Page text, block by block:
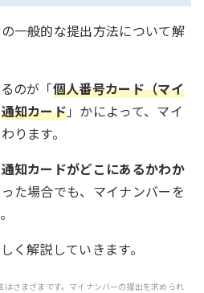
一般的な提出方法について解
のが「個人番号カード（マイ
通知カード」かによって、マイ
ります。
知カードがどこにあるかわか
た場合でも、マイナンバーを
く解説していきます。
さまざまです。マイナンバーの提出を求められ